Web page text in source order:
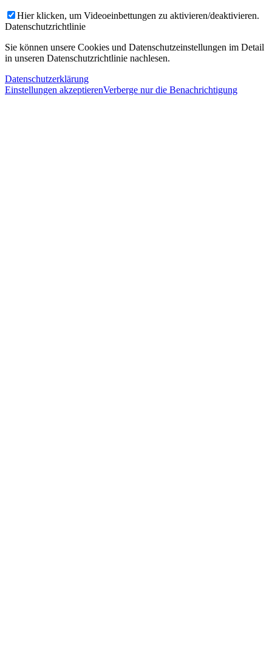
Hier klicken, um Videoeinbettungen zu aktivieren/deaktivieren.
Datenschutzrichtlinie
Sie können unsere Cookies und Datenschutzeinstellungen im Detail
in unseren Datenschutzrichtlinie nachlesen.
Datenschutzerklärung
Einstellungen akzeptierenVerberge nur die Benachrichtigung